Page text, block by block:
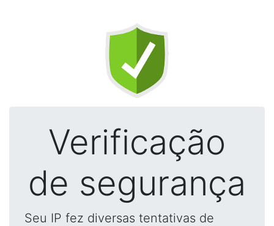
Verificação
de segurança
Seu IP fez diversas tentativas de